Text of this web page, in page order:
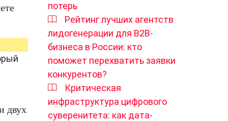
двух
потерь
Рейтинг лучших агентств
лидогенерации для B2B-
бизнеса в России: кто
поможет перехватить заявки
конкурентов?
Критическая
инфраструктура цифрового
суверенитета: как дата-